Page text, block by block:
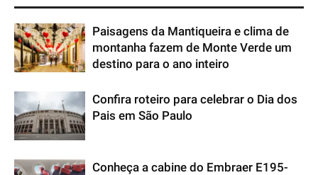
Paisagens da Mantiqueira e clima de
montanha fazem de Monte Verde um
destino para o ano inteiro
Confira roteiro para celebrar o Dia dos
Pais em São Paulo
Conheça a cabine do Embraer E195-